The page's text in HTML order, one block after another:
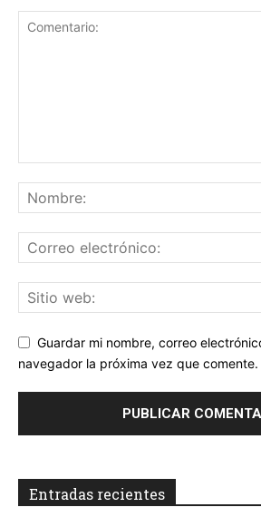
Guardar mi nombre, correo
navegador la próxima vez que comente.
Entradas recientes